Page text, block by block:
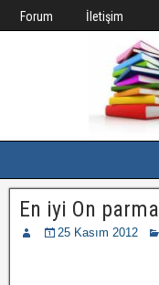
Forum İletişim
En iyi On
25 Kasım 2012